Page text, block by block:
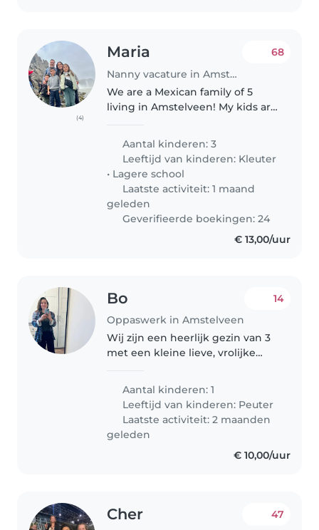
(4)
Maria
Nanny vacature in Amstelveen
68
We are a Mexican family of 5
living in Amstelveen! My kids are
persons… We are looking for
someone who can take care of
them..
Aantal kinderen: 3
Leeftijd van kinderen: Kleuter
• Lagere school
Laatste activiteit: 1 maand
geleden
Geverifieerde boekingen: 24
€ 13,00/uur
Bo
Oppaswerk in Amstelveen
14
Wij zijn een heerlijk gezin van 3
met een kleine lieve, vrolijke
ze zich op haar gemak voelt bij
een oppasser, dus zoeken een
lieve dame die een vast..
Aantal kinderen: 1
Leeftijd van kinderen: Peuter
Laatste activiteit: 2 maanden
geleden
€ 10,00/uur
Cher 47